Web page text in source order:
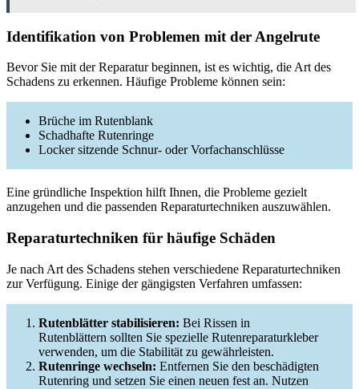
Identifikation von Problemen mit der Angelrute
Bevor Sie mit der Reparatur beginnen, ist es wichtig, die Art des
Schadens zu erkennen. Häufige Probleme können sein:
Brüche im Rutenblank
Schadhafte Rutenringe
Locker sitzende Schnur- oder Vorfachanschlüsse
Eine gründliche Inspektion hilft Ihnen, die Probleme gezielt
anzugehen und die passenden Reparaturtechniken auszuwählen.
Reparaturtechniken für häufige Schäden
Je nach Art des Schadens stehen verschiedene Reparaturtechniken
zur Verfügung. Einige der gängigsten Verfahren umfassen:
Rutenblätter stabilisieren: Bei Rissen in
Rutenblättern sollten Sie spezielle Rutenreparaturkleber
verwenden, um die Stabilität zu gewährleisten.
Rutenringe wechseln: Entfernen Sie den beschädigten
Rutenring und setzen Sie einen neuen fest an. Nutzen